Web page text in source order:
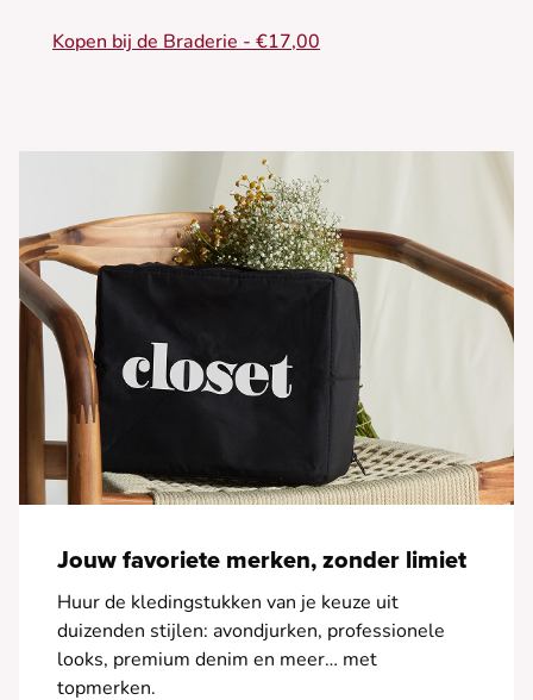
Kopen bij de Braderie - €17,00
Jouw favoriete merken, zonder limiet
Huur de kledingstukken van je keuze uit
duizenden stijlen: avondjurken, professionele
looks, premium denim en meer… met
topmerken.